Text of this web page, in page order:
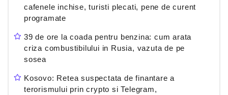
cafenele inchise, turisti plecati, pene de curent
programate
39 de ore la coada pentru benzina: cum arata
criza combustibilului in Rusia, vazuta de pe
sosea
Kosovo: Retea suspectata de finantare a
terorismului prin crypto si Telegram,